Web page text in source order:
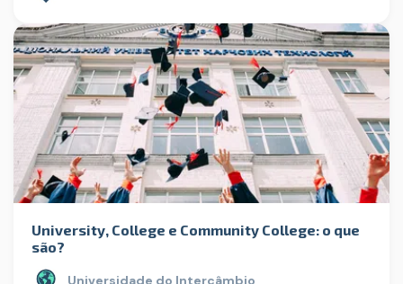
University, College e Community College: o que
são?
Universidade do Intercâmbio